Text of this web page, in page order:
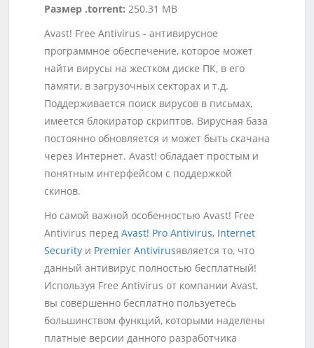
Размер .torrent: 250.31 MB
Avast! Free Antivirus - антивирусное
программное обеспечение, которое может
найти вирусы на жестком диске ПК, в его
памяти, в загрузочных секторах и т.д.
Поддерживается поиск вирусов в письмах,
имеется блокиратор скриптов. Вирусная база
постоянно обновляется и может быть скачана
через Интернет. Avast! обладает простым и
понятным интерфейсом с поддержкой
скинов.
Но самой важной особенностью Avast! Free
Antivirus перед Avast! Pro Antivirus, Internet
Security и Premier Antivirusявляется то, что
данный антивирус полностью бесплатный!
Используя Free Antivirus от компании Avast,
вы совершенно бесплатно пользуетесь
большинством функций, которыми наделены
платные версии данного разработчика